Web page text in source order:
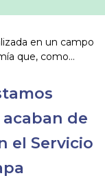
en un campo
que, como
de
el Servicio